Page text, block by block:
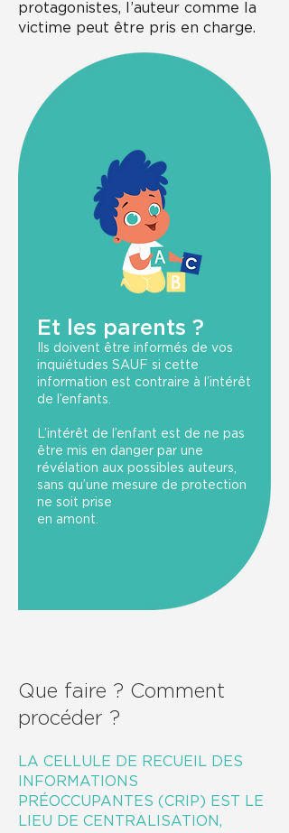
protagonistes, l’auteur comme la
victime peut être pris en charge.
Et les parents ?
Ils doivent être informés de vos
inquiétudes SAUF si cette
information est contraire à l’intérêt
de l’enfants.
L’intérêt de l’enfant est de ne pas
être mis en danger par une
révélation aux possibles auteurs,
sans qu’une mesure de protection
ne soit prise
en amont.
Que faire ? Comment
procéder ?
LA CELLULE DE RECUEIL DES
INFORMATIONS
PRÉOCCUPANTES (CRIP) EST LE
LIEU DE CENTRALISATION,